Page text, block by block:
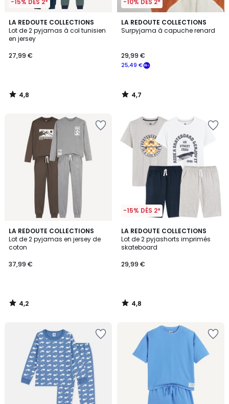
-15% DÈS 2*
LA REDOUTE COLLECTIONS
Lot de 2 pyjamas à col tunisien
en jersey
27,99 €
4,8
/ 5
4,8
/
-10% DÈS 2*
LA REDOUTE COLLECTIONS
Surpyjama à capuche renard
25,49 €
29,99 €
4,7
/ 5
4,7
/
LA REDOUTE COLLECTIONS
Lot de 2 pyjamas en jersey de
coton
37,99 €
4,2
/ 5
4,2
/
-15% DÈS 2*
LA REDOUTE COLLECTIONS
Lot de 2 pyjashorts imprimés
skateboard
29,99 €
4,8
/ 5
4,8
/